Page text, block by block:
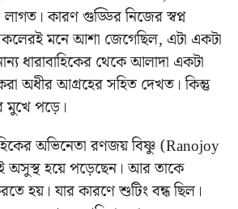
কারণ গুড্ডির নিজের স্বপ্ন
মনে আশা জেগেছিল, এটা একটা
ধারাবাহিকের থেকে আলাদা একটা
অধীর আগ্রহের সহিত দেখত। কিন্তু
মুখে পড়ে।
অভিনেতা রণজয় বিষ্ণু (Ranojoy
অসুস্থ হয়ে পড়েছেন। আর তাকে
হয়। যার কারণে শুটিং বন্ধ ছিল।